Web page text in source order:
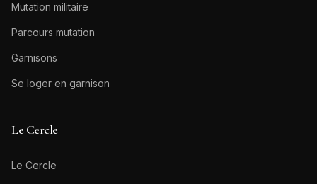
Mutation militaire
Parcours mutation
Garnisons
Se loger en garnison
Le Cercle
Le Cercle